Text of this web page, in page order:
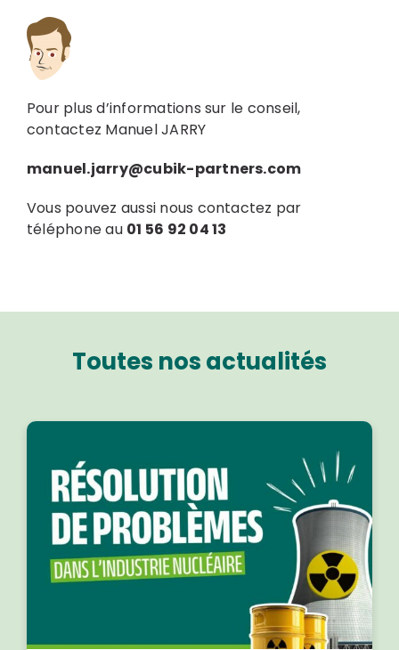
Pour plus d’informations sur le conseil,
contactez Manuel JARRY
manuel.jarry@cubik-partners.com
Vous pouvez aussi nous contactez par
téléphone au 01 56 92 04 13
Toutes nos actualités